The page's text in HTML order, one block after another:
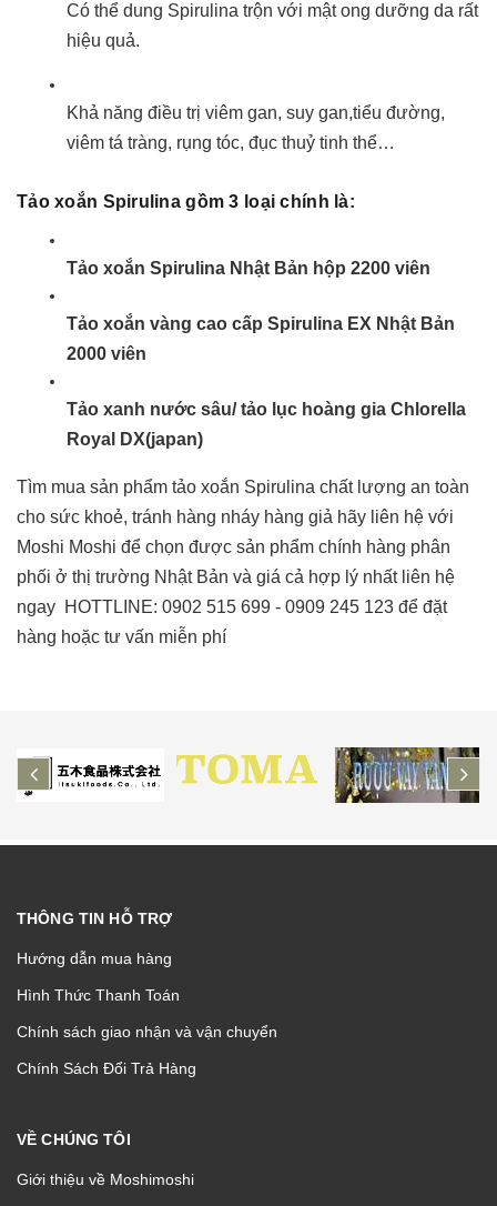
Có thể dung Spirulina trộn với mật ong dưỡng da rất
hiệu quả.
Khả năng điều trị viêm gan, suy gan,tiểu đường,
viêm tá tràng, rụng tóc, đục thuỷ tinh thể…
Tảo xoắn Spirulina gồm 3 loại chính là:
Tảo xoắn Spirulina Nhật Bản hộp 2200 viên
Tảo xoắn vàng cao cấp Spirulina EX Nhật Bản
2000 viên
Tảo xanh nước sâu/ tảo lục hoàng gia Chlorella
Royal DX(japan)
Tìm mua sản phẩm tảo xoắn Spirulina chất lượng an toàn
cho sức khoẻ, tránh hàng nháy hàng giả hãy liên hệ với
Moshi Moshi để chọn được sản phẩm chính hàng phân
phối ở thị trường Nhật Bản và giá cả hợp lý nhất liên hệ
ngay HOTTLINE: 0902 515 699 - 0909 245 123 để đặt
hàng hoặc tư vấn miễn phí
prev
THÔNG TIN HỖ TRỢ
Hướng dẫn mua hàng
Hình Thức Thanh Toán
Chính sách giao nhận và vận chuyển
Chính Sách Đổi Trả Hàng
VỀ CHÚNG TÔI
Giới thiệu về Moshimoshi